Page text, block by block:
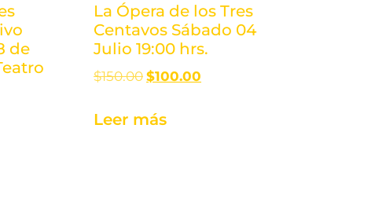
de
La Ópera de los Tres
Centavos Sábado 04
Julio 19:00 hrs.
$150.00$100.00
Leer más